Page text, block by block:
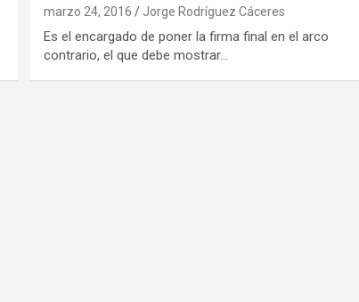
marzo 24, 2016 Jorge Rodríguez Cáceres
Es el encargado de poner la firma final en el arco
contrario, el que debe mostrar…